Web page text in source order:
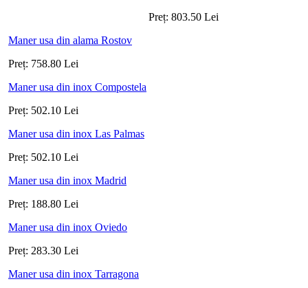
Preț: 803.50 Lei
Maner usa din alama Rostov
Preț: 758.80 Lei
Maner usa din inox Compostela
Preț: 502.10 Lei
Maner usa din inox Las Palmas
Preț: 502.10 Lei
Maner usa din inox Madrid
Preț: 188.80 Lei
Maner usa din inox Oviedo
Preț: 283.30 Lei
Maner usa din inox Tarragona